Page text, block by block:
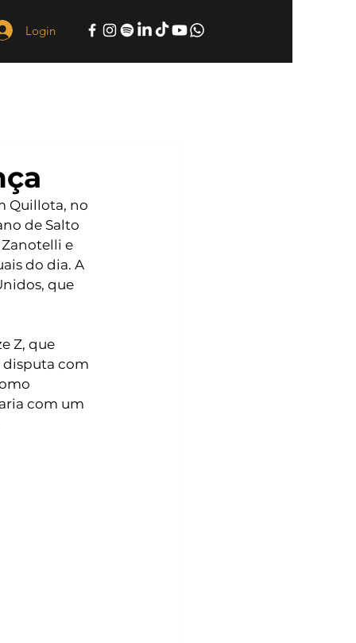
Login
Quillota, no
de Salto
e
do dia. A
que
Z, que
disputa com
com um